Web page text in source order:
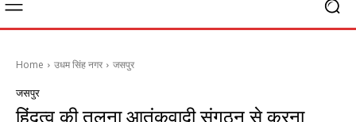
Home उधम सिंह नगर जसपुर
जसपुर
हिंदुत्व की तुलना आतंकवादी संगठन से करना